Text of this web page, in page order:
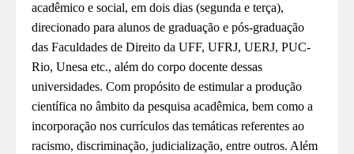
acadêmico e social, em dois dias (segunda e terça),
direcionado para alunos de graduação e pós-graduação
das Faculdades de Direito da UFF, UFRJ, UERJ, PUC-
Rio, Unesa etc., além do corpo docente dessas
universidades. Com propósito de estimular a produção
científica no âmbito da pesquisa acadêmica, bem como a
incorporação nos currículos das temáticas referentes ao
racismo, discriminação, judicialização, entre outros. Além